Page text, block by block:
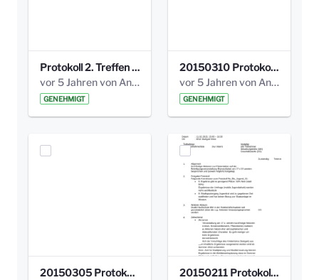
Protokoll 2. Treffen 20140315 AG Bismarckplatz.pdf
vor 5 Jahren von Anni Schlumberger
GENEHMIGT
20150310 Protokoll Bismarckplatz_UrbanG_02.pdf
vor 5 Jahren von Anni Schlumberger
GENEHMIGT
20150305 Protokoll Bismarckplatz _UrbanG_01.pdf
20150211 Protokoll Bismarckplatz_Jugend_02b.pdf